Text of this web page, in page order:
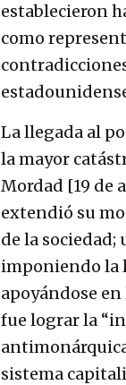
establecieron
como
La llegada al
la mayor
Mordad [19 de
extendió su
de la
imponiendo la
apoyándose
fue lograr la
sistema